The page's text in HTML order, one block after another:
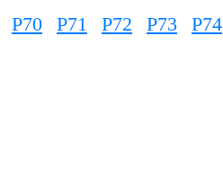
P70 P71 P72 P73 P74